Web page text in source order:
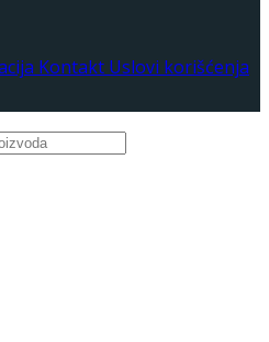
Kontakt Uslovi korišćenja